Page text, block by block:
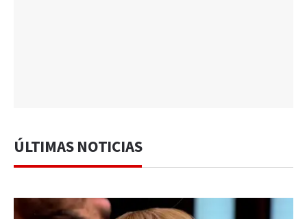
ÚLTIMAS NOTICIAS